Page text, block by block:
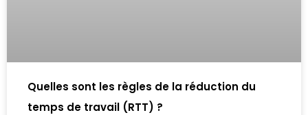
Quelles sont les règles de la réduction du
temps de travail (RTT) ?